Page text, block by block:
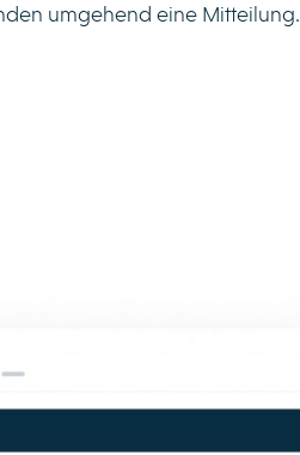
umgehend eine Mitteilung.